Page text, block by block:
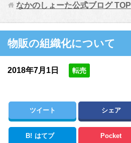
なかのしょーた公式ブログTOP
物販の組織化について
2018年7月1日 転売
ツイート シェア
B! はてブ Pocket